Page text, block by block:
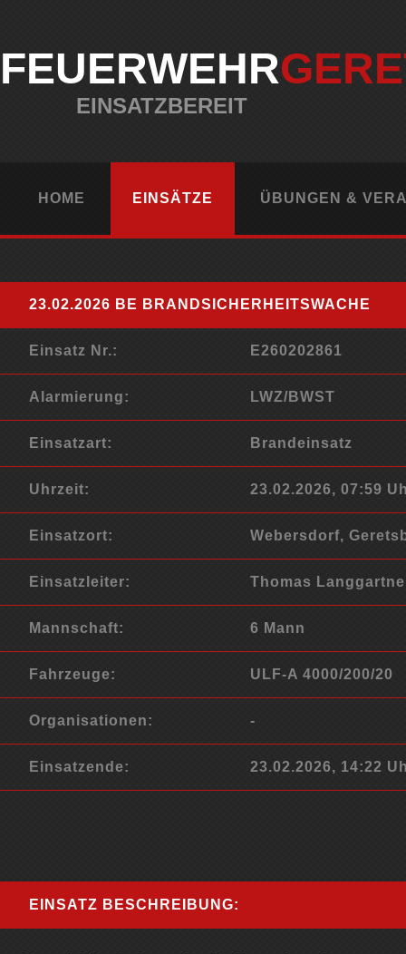
FEUERWEHR
EINSATZBEREIT
HOME EINSÄTZE ÜBUNGEN &
23.02.2026 BE BRANDSICHERHEITSWACHE
Einsatz Nr.: E260202861
Alarmierung: LWZ/BWST
Einsatzart: Brandeinsatz
Uhrzeit: 23.02.2026, 07:59
Einsatzort: Webersdorf,
Einsatzleiter: Thomas
Mannschaft: 6 Mann
Fahrzeuge: ULF-A 4000/200/20
Organisationen: -
Einsatzende: 23.02.2026, 14:22
EINSATZ BESCHREIBUNG: